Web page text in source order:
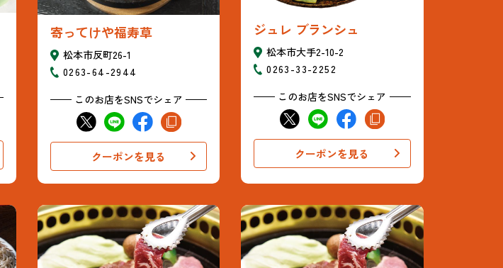
寄ってけや福寿草
松本市反町26-1
0263-64-2944
このお店をSNSでシェア
クーポンを見る
ジュレ ブランシュ
松本市大手2-10-2
0263-33-2252
このお店をSNSでシェア
クーポンを見る